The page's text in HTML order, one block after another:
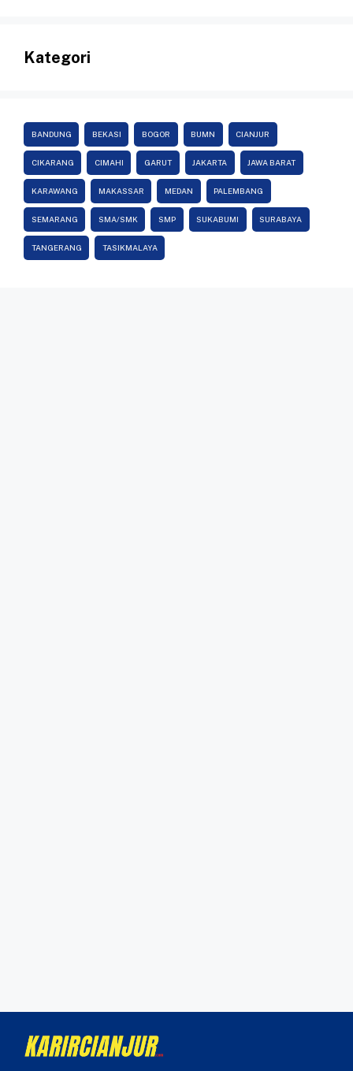
Kategori
BANDUNG BEKASI BOGOR BUMN CIANJUR
CIKARANG CIMAHI GARUT JAKARTA JAWA BARAT
KARAWANG MAKASSAR MEDAN PALEMBANG
SEMARANG SMA/SMK SMP SUKABUMI SURABAYA
TANGERANG TASIKMALAYA